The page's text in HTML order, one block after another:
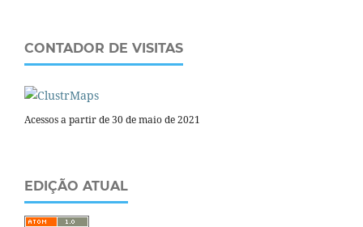
CONTADOR DE VISITAS
Acessos a partir de 30 de maio de 2021
EDIÇÃO ATUAL